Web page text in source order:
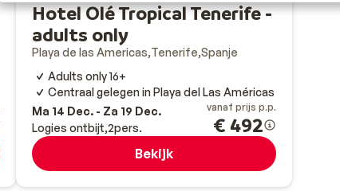
Hotel Olé Tropical Tenerife -
adults only
Playa de las Americas Tenerife Spanje
Adults only 16+
Centraal gelegen in Playa del Las Américas
Ma 14 Dec. - Za 19 Dec.
Logies ontbijt 2pers.
vanaf prijs p.p.
€ 492
Bekijk